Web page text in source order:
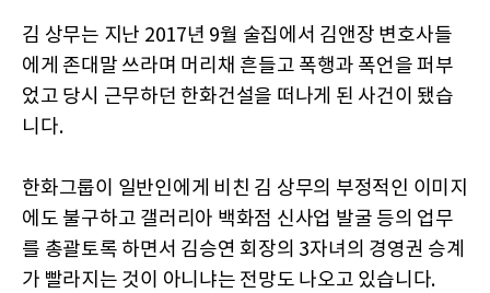
김 상무는 지난 2017년 9월 술집에서 김앤장 변호사들
에게 존대말 쓰라며 머리채 흔들고 폭행과 폭언을 퍼부
었고 당시 근무하던 한화건설을 떠나게 된 사건이 됐습
니다.
한화그룹이 일반인에게 비친 김 상무의 부정적인 이미지
에도 불구하고 갤러리아 백화점 신사업 발굴 등의 업무
를 총괄토록 하면서 김승연 회장의 3자녀의 경영권 승계
가 빨라지는 것이 아니냐는 전망도 나오고 있습니다.